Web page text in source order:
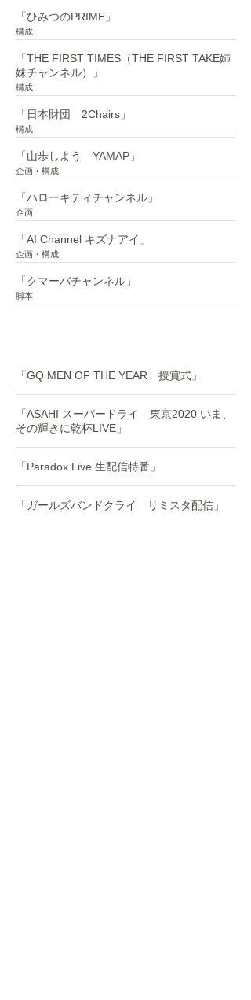
「ひみつのPRIME」
構成
「THE FIRST TIMES（THE FIRST TAKE姉
妹チャンネル）」
構成
「日本財団 2Chairs」
構成
「山歩しよう YAMAP」
企画・構成
「ハローキティチャンネル」
企画
「AI Channel キズナアイ」
企画・構成
「クマーバチャンネル」
脚本
「GQ MEN OF THE YEAR 授賞式」
「ASAHI スーパードライ 東京2020 いま、
その輝きに乾杯LIVE」
「Paradox Live 生配信特番」
「ガールズバンドクライ リミスタ配信」